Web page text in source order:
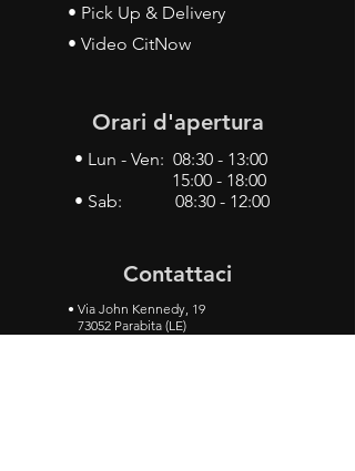
• Pick Up & Delivery
• Video CitNow
Orari d'apertura
• Lun - Ven: 08:30 - 13:00
15:00 - 18:00
• Sab: 08:30 - 12:00
Contattaci
• Via John Kennedy, 19
73052 Parabita (LE)